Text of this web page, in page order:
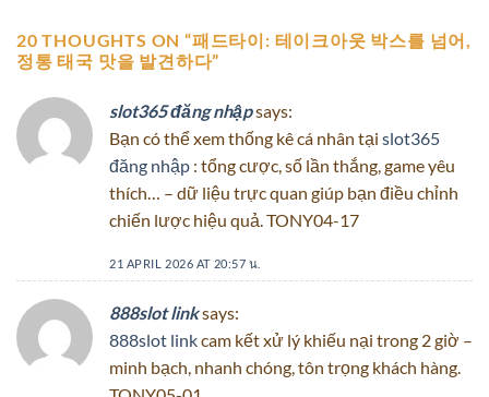
20 THOUGHTS ON “패드타이: 테이크아웃 박스를 넘어,
정통 태국 맛을 발견하다”
slot365 đăng nhậpsays:
Bạn có thể xem thống kê cá nhân tại slot365
đăng nhập : tổng cược, số lần thắng, game yêu
thích… – dữ liệu trực quan giúp bạn điều chỉnh
chiến lược hiệu quả. TONY04-17
21 APRIL 2026 AT 20:57 น.
888slot linksays:
888slot linkcam kết xử lý khiếu nại trong 2 giờ –
minh bạch, nhanh chóng, tôn trọng khách hàng.